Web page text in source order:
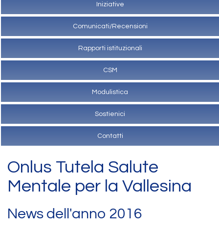
Iniziative
Comunicati/Recensioni
Rapporti istituzionali
CSM
Modulistica
Sostienici
Contatti
Onlus Tutela Salute
Mentale per la Vallesina
News dell'anno 2016